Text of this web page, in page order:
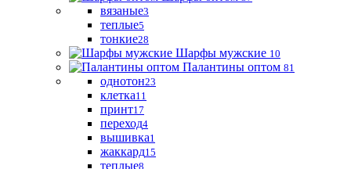
вязаные3
теплые5
тонкие28
Шарфы мужские 10
Палантины оптом 81
однотон23
клетка11
принт17
переход4
вышивка1
жаккард15
теплые8